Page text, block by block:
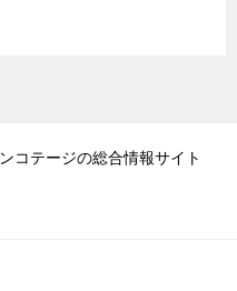
コテージの総合情報サイト